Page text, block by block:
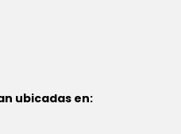
ubicadas en: